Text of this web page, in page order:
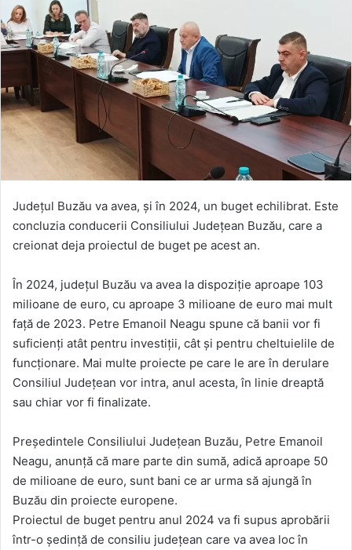
Județul Buzău va avea, și în 2024, un buget echilibrat. Este
concluzia conducerii Consiliului Județean Buzău, care a
creionat deja proiectul de buget pe acest an.
În 2024, județul Buzău va avea la dispoziție aproape 103
milioane de euro, cu aproape 3 milioane de euro mai mult
față de 2023. Petre Emanoil Neagu spune că banii vor fi
suficienți atât pentru investiții, cât și pentru cheltuielile de
funcționare. Mai multe proiecte pe care le are în derulare
Consiliul Județean vor intra, anul acesta, în linie dreaptă
sau chiar vor fi finalizate.
Președintele Consiliului Județean Buzău, Petre Emanoil
Neagu, anunță că mare parte din sumă, adică aproape 50
de milioane de euro, sunt bani ce ar urma să ajungă în
Buzău din proiecte europene.
Proiectul de buget pentru anul 2024 va fi supus aprobării
într-o ședință de consiliu județean care va avea loc în